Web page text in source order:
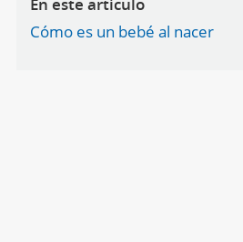
Cómo es un bebé al nacer